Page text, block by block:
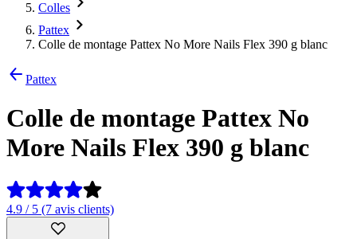
Colles
Pattex
Colle de montage Pattex No More Nails Flex 390 g blanc
Pattex
Colle de montage Pattex No
More Nails Flex 390 g blanc
4.9 / 5 (7 avis clients)